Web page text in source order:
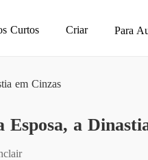
Curtos Criar Para
em Cinzas
a